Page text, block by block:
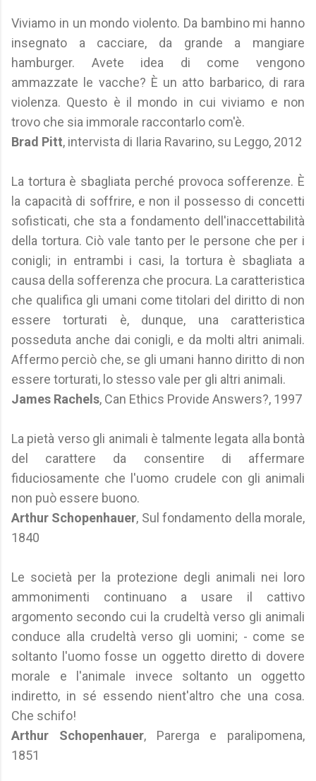
Viviamo in un mondo violento. Da bambino mi hanno
insegnato a cacciare, da grande a mangiare
hamburger. Avete idea di come vengono
ammazzate le vacche? È un atto barbarico, di rara
violenza. Questo è il mondo in cui viviamo e non
trovo che sia immorale raccontarlo com'è.
Brad Pitt, intervista di Ilaria Ravarino, su Leggo, 2012
La tortura è sbagliata perché provoca sofferenze. È
la capacità di soffrire, e non il possesso di concetti
sofisticati, che sta a fondamento dell'inaccettabilità
della tortura. Ciò vale tanto per le persone che per i
conigli; in entrambi i casi, la tortura è sbagliata a
causa della sofferenza che procura. La caratteristica
che qualifica gli umani come titolari del diritto di non
essere torturati è, dunque, una caratteristica
posseduta anche dai conigli, e da molti altri animali.
Affermo perciò che, se gli umani hanno diritto di non
essere torturati, lo stesso vale per gli altri animali.
James Rachels, Can Ethics Provide Answers?, 1997
La pietà verso gli animali è talmente legata alla bontà
del carattere da consentire di affermare
fiduciosamente che l'uomo crudele con gli animali
non può essere buono.
Arthur Schopenhauer, Sul fondamento della morale,
1840
Le società per la protezione degli animali nei loro
ammonimenti continuano a usare il cattivo
argomento secondo cui la crudeltà verso gli animali
conduce alla crudeltà verso gli uomini; - come se
soltanto l'uomo fosse un oggetto diretto di dovere
morale e l'animale invece soltanto un oggetto
indiretto, in sé essendo nient'altro che una cosa.
Che schifo!
Arthur Schopenhauer, Parerga e paralipomena,
1851